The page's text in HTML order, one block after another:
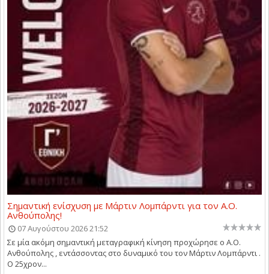
Σημαντική ενίσχυση με Μάρτιν Λομπάρντι για τον Α.Ο.
Ανθούπολης!
07 Αυγούστου 2026 21:52
Σε μία ακόμη σημαντική μεταγραφική κίνηση προχώρησε ο Α.Ο.
Ανθούπολης , εντάσσοντας στο δυναμικό του τον Μάρτιν Λομπάρντι .
Ο 25χρον...